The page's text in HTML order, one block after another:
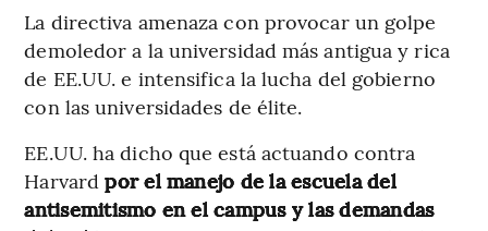
La directiva amenaza con provocar un golpe
demoledor a la universidad más antigua y rica
de EE.UU. e intensifica la lucha del gobierno
con las universidades de élite.
EE.UU. ha dicho que está actuando contra
Harvard por el manejo de la escuela del
antisemitismo en el campus y las demandas